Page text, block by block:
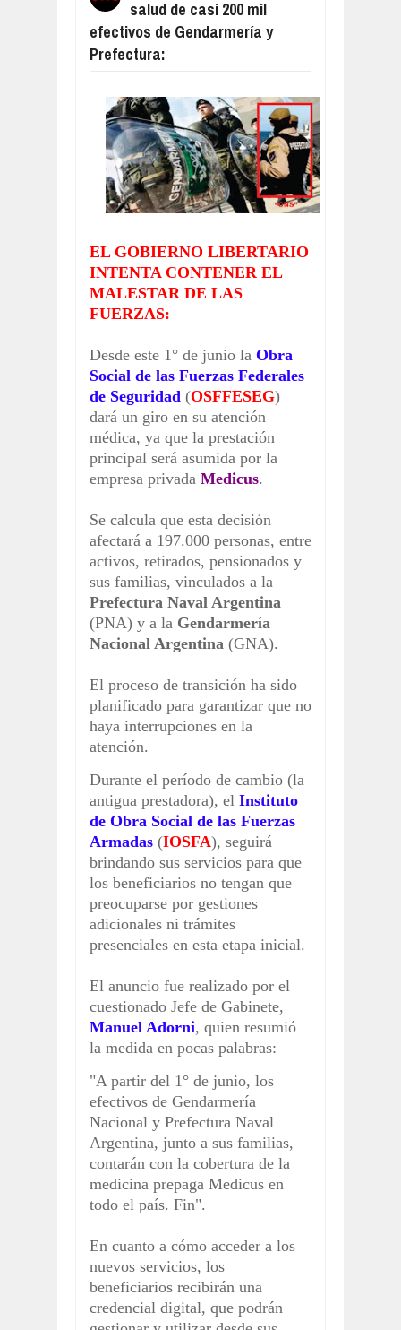
MATÓ A SU NOVIO DE UNA
04,
FACUNDO MOYANO QUEDÓ
Aug 04, 2026
RESUMEN DEL PARTIDO,
Aug 04, 2026
RESUMEN DEL PARTIDO, VÉLEZ
Aug 04, 2026
salud de casi 200 mil
efectivos de Gendarmería y
Prefectura:
EL GOBIERNO LIBERTARIO
INTENTA CONTENER EL
MALESTAR DE LAS
FUERZAS:
Desde este 1° de junio la Obra
Social de las Fuerzas Federales
de Seguridad (OSFFESEG)
dará un giro en su atención
médica, ya que la prestación
principal será asumida por la
empresa privada Medicus.
Se calcula que esta decisión
afectará a 197.000 personas, entre
activos, retirados, pensionados y
sus familias, vinculados a la
Prefectura Naval Argentina
(PNA) y a la Gendarmería
Nacional Argentina (GNA).
El proceso de transición ha sido
planificado para garantizar que no
haya interrupciones en la
atención.
Durante el período de cambio (la
antigua prestadora), el Instituto
de Obra Social de las Fuerzas
Armadas (IOSFA), seguirá
brindando sus servicios para que
los beneficiarios no tengan que
preocuparse por gestiones
adicionales ni trámites
presenciales en esta etapa inicial.
El anuncio fue realizado por el
cuestionado Jefe de Gabinete,
Manuel Adorni, quien resumió
la medida en pocas palabras:
"A partir del 1° de junio, los
efectivos de Gendarmería
Nacional y Prefectura Naval
Argentina, junto a sus familias,
contarán con la cobertura de la
medicina prepaga Medicus en
todo el país. Fin".
En cuanto a cómo acceder a los
nuevos servicios, los
beneficiarios recibirán una
credencial digital, que podrán